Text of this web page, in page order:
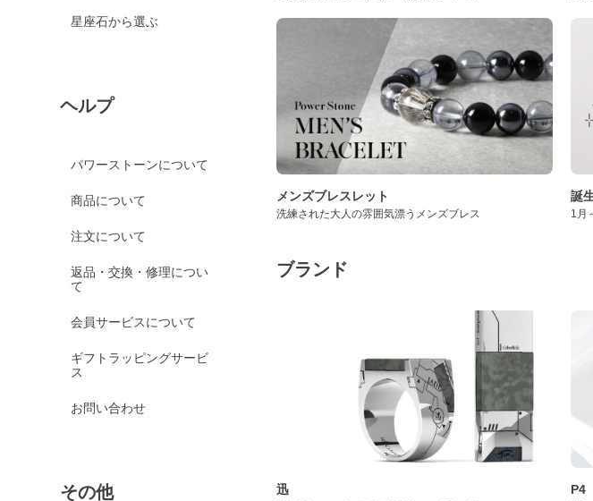
星座石から選ぶ
ヘルプ
パワーストーンについて
商品について
注文について
返品・交換・修理につい
て
会員サービスについて
ギフトラッピングサービ
ス
お問い合わせ
その他
メンズブレスレット
洗練された大人の雰囲気漂うメンズブレス
誕
1月
ブランド
迅 P4